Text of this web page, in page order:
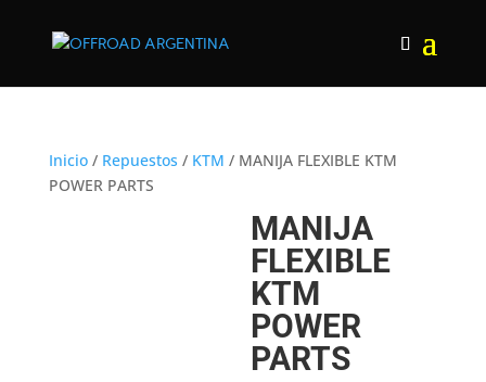
Inicio/ Repuestos / KTM / MANIJA FLEXIBLE KTM
POWER PARTS
MANIJA
FLEXIBLE
KTM
POWER
PARTS